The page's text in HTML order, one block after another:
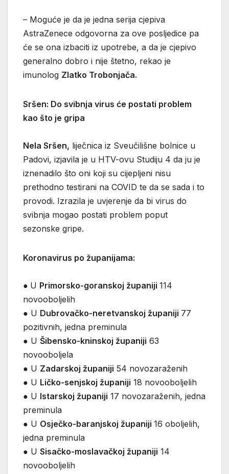
– Moguće je da je jedna serija cjepiva
AstraZenece odgovorna za ove posljedice pa
će se ona izbaciti iz upotrebe, a da je cjepivo
generalno dobro i nije štetno, rekao je
imunolog Zlatko Trobonjača.
Sršen: Do svibnja virus će postati problem
kao što je gripa
Nela Sršen, liječnica iz Sveučilišne bolnice u
Padovi, izjavila je u HTV-ovu Studiju 4 da ju je
iznenadilo što oni koji su cijepljeni nisu
prethodno testirani na COVID te da se sada i to
provodi. Izrazila je uvjerenje da bi virus do
svibnja mogao postati problem poput
sezonske gripe.
Koronavirus po županijama:
● U Primorsko-goranskoj županiji 114
novooboljelih
● U Dubrovačko-neretvanskoj županiji 77
pozitivnih, jedna preminula
● U Šibensko-kninskoj županiji 63
novooboljela
● U Zadarskoj županiji 54 novozaraženih
● U Ličko-senjskoj županiji 18 novooboljelih
● U Istarskoj županiji 17 novozaraženih, jedna
preminula
● U Osječko-baranjskoj županiji 16 oboljelih,
jedna preminula
● U Sisačko-moslavačkoj županiji 14
novooboljelih